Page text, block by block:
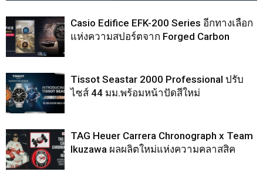
Casio Edifice EFK-200 Series อีกทางเลือก
แห่งความสปอร์ตจาก Forged Carbon
Tissot Seastar 2000 Professional ปรับ
ไซส์ 44 มม.พร้อมหน้าปัดสีใหม่
TAG Heuer Carrera Chronograph x Team
Ikuzawa ผลผลิตใหม่แห่งความคลาสสิค